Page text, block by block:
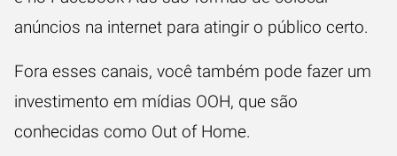
anúncios na internet para atingir o público certo.
Fora esses canais, você também pode fazer um
investimento em mídias OOH, que são
conhecidas como Out of Home.